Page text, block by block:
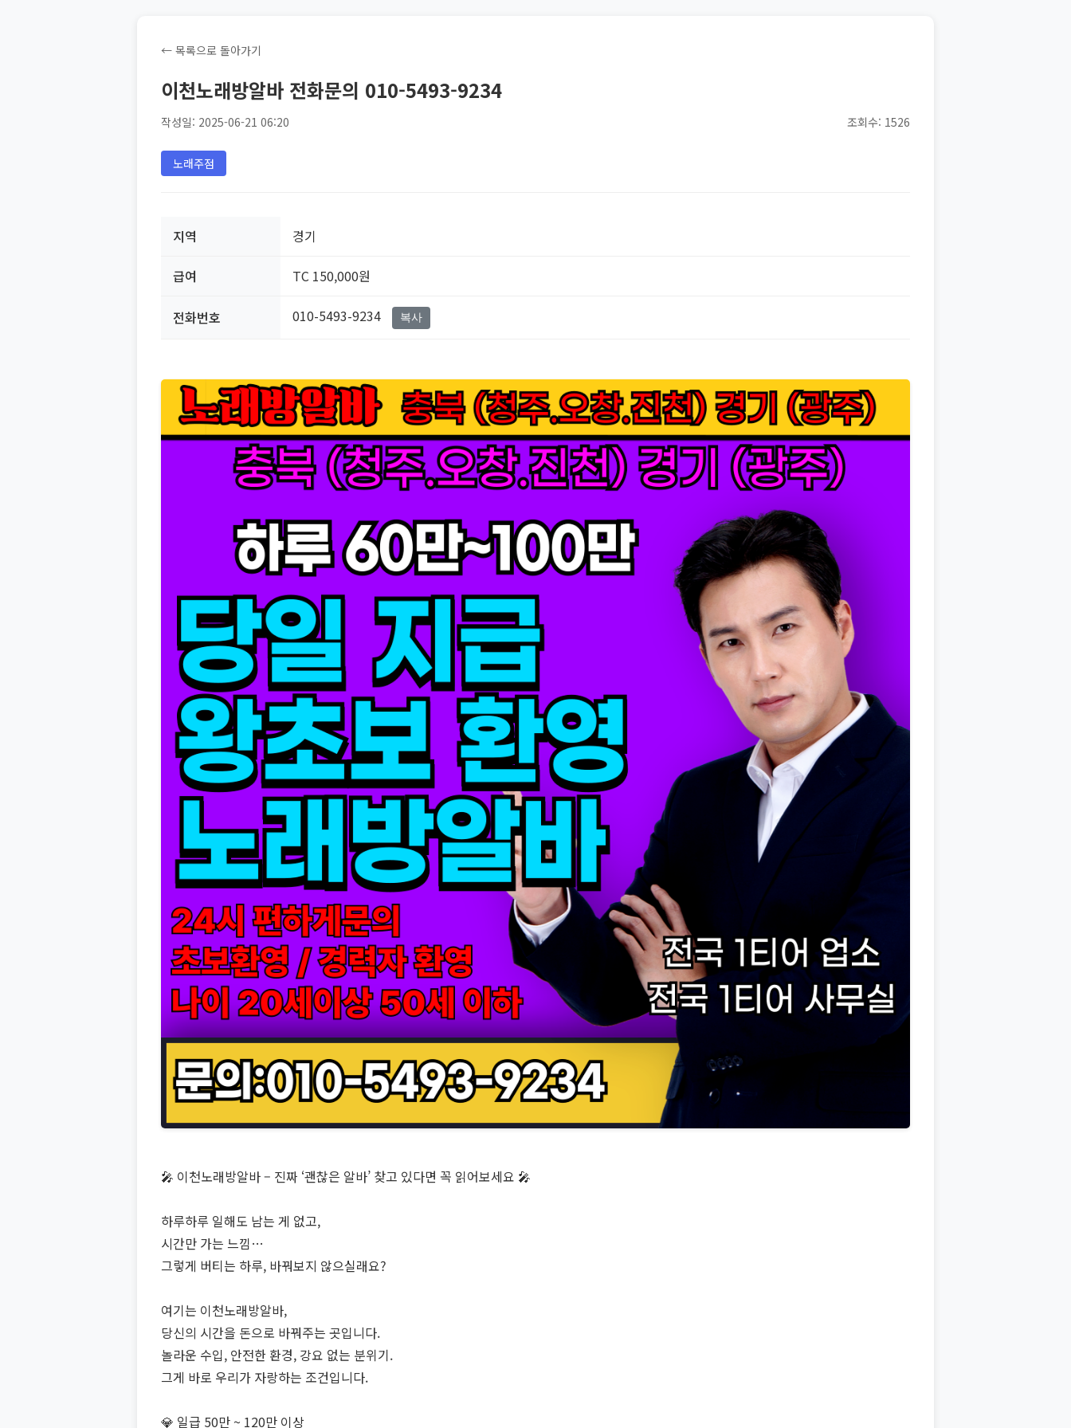
← 목록으로 돌아가기
이천노래방알바 전화문의 010-5493-9234
작성일: 2025-06-21 06:20 조회수: 1526
노래주점
지역 경기
급여 TC 150,000원
전화번호 010-5493-9234 복사
🎤 이천노래방알바 – 진짜 ‘괜찮은 알바’ 찾고 있다면 꼭 읽어보세요 🎤
하루하루 일해도 남는 게 없고,
시간만 가는 느낌…
그렇게 버티는 하루, 바꿔보지 않으실래요?
여기는 이천노래방알바,
당신의 시간을 돈으로 바꿔주는 곳입니다.
놀라운 수입, 안전한 환경, 강요 없는 분위기.
그게 바로 우리가 자랑하는 조건입니다.
💎 일급 50만 ~ 120만 이상